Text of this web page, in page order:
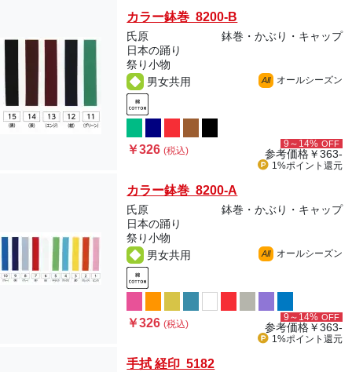
カラー鉢巻 8200-B
氏原
鉢巻・かぶり・キャップ
日本の踊り
祭り小物
男女共用
All オールシーズン
￥326(税込)
9～14% OFF
参考価格￥363-
1%ポイント 還元
カラー鉢巻 8200-A
氏原
鉢巻・かぶり・キャップ
日本の踊り
祭り小物
男女共用
All オールシーズン
￥326(税込)
9～14% OFF
参考価格￥363-
1%ポイント 還元
手拭 経印 5182